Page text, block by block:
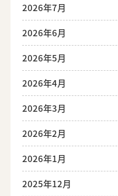
2026年7月
2026年6月
2026年5月
2026年4月
2026年3月
2026年2月
2026年1月
2025年12月